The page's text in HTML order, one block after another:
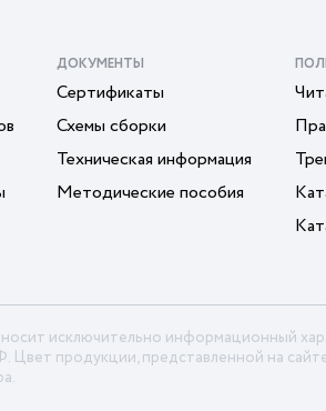
ДОКУМЕНТЫ
Сертификаты
Схемы сборки
Техническая информация
Методические пособия
исключительно информационный
Цвет продукции, представленной на